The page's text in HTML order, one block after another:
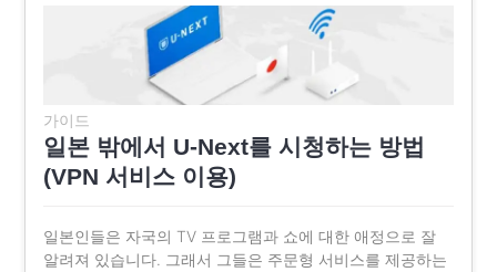
가이드
일본 밖에서 U-Next를 시청하는 방법
(VPN 서비스 이용)
일본인들은 자국의 TV 프로그램과 쇼에 대한 애정으로 잘
알려져 있습니다. 그래서 그들은 주문형 서비스를 제공하는